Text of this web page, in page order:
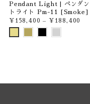
Pendant Light | ペンダン
トライト Pm-11 [Smoke]
¥158,400– ¥188,400